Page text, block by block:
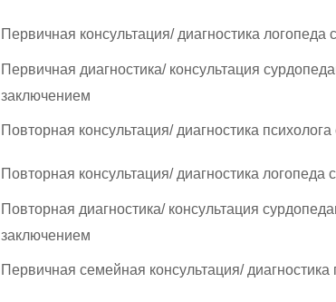
Первичная консультация/ диагностика
Первичная диагностика/ консультация
заключением
Повторная консультация/ диагностика
Повторная консультация/ диагностика
Повторная диагностика/ консультация
заключением
Первичная семейная консультация/ диагностика